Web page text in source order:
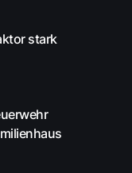
stark